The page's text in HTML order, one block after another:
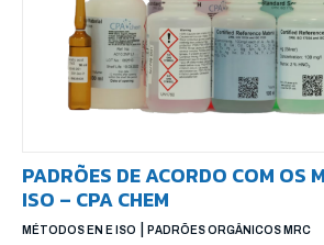
PADRÕES DE ACORDO COM OS
ISO – CPA CHEM
MÉTODOS EN E ISO PADRÕES ORGÂNICOS MRC